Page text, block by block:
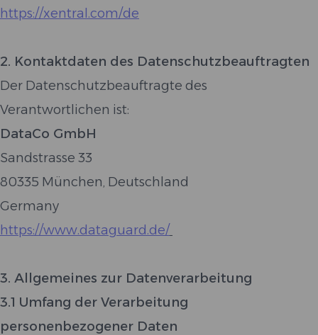
https://xentral.com/de
2. Kontaktdaten des Datenschutzbeauftragten
Der Datenschutzbeauftragte des
Verantwortlichen ist:
DataCo GmbH
Sandstrasse 33
80335 München, Deutschland
Germany
https://www.dataguard.de/
3. Allgemeines zur Datenverarbeitung
3.1 Umfang der Verarbeitung
personenbezogener Daten